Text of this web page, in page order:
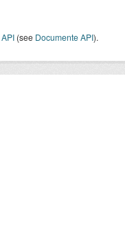
API (see Documente API).